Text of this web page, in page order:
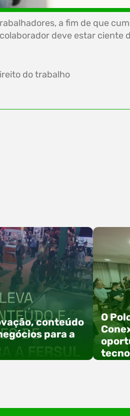
a fim de que
deve estar ciente
do trabalho
conteúdo
para a
O